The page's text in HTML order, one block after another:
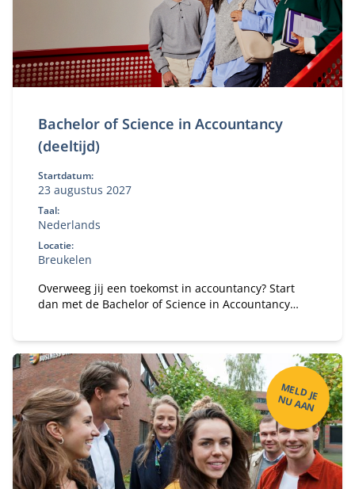
Bachelor of Science in Accountancy
(deeltijd)
Startdatum:
23 augustus 2027
Taal:
Nederlands
Locatie:
Breukelen
Overweeg jij een toekomst in accountancy? Start
dan met de Bachelor of Science in Accountancy
M
ELD
JE
N
U
A
A
N